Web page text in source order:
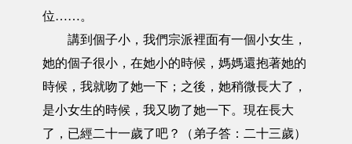
位……。
講到個子小，我們宗派裡面有一個小女生，
她的個子很小，在她小的時候，媽媽還抱著她的
時候，我就吻了她一下；之後，她稍微長大了，
是小女生的時候，我又吻了她一下。現在長大
了，已經二十一歲了吧？（弟子答：二十三歲）